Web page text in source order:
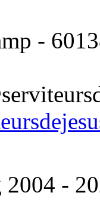
-
-